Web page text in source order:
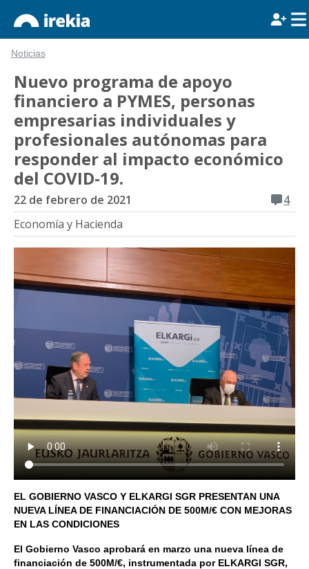
Noticias
Nuevo programa de apoyo
financiero a PYMES, personas
empresarias individuales y
profesionales autónomas para
responder al impacto económico
del COVID-19.
22 de febrero de 2021
4
Economía y Hacienda
EL GOBIERNO VASCO Y ELKARGI SGR PRESENTAN UNA
NUEVA LÍNEA DE FINANCIACIÓN DE 500M/€ CON MEJORAS
EN LAS CONDICIONES
El Gobierno Vasco aprobará en marzo una nueva línea de
financiación de 500M/€, instrumentada por ELKARGI SGR,